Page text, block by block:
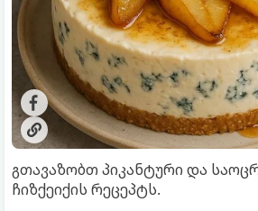
გთავაზობთ პიკანტური და
ჩიზქეიქის რეცეპტს.